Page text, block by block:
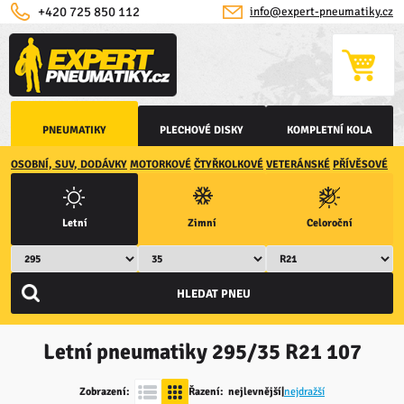
PNEUMATIKY PLECHOVÉ DISKY KOMPLETNÍ KOLA
info@expert-pneumatiky.cz
+420 725 850 112
OSOBNÍ, SUV, DODÁVKY MOTORKOVÉ ČTYŘKOLKOVÉ VETERÁNSKÉ PŘÍVĚSOVÉ
Letní Zimní Celoroční
Letní pneumatiky 295/35 R21 107
Zobrazení: Řazení: nejlevnější nejdražší